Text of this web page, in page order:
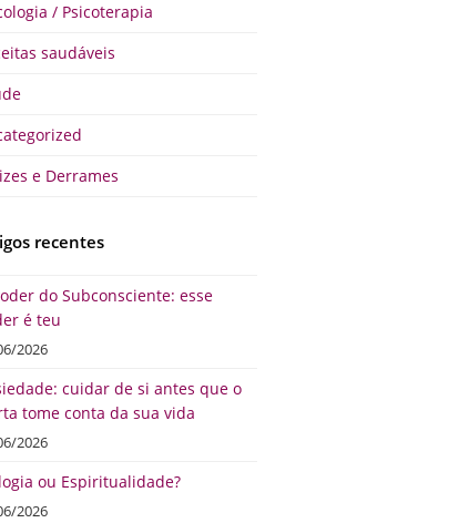
/ Psicoterapia
saudáveis
e Derrames
recentes
do Subconsciente: esse
é teu
2026
cuidar de si antes que o
tome conta da sua vida
2026
ou Espiritualidade?
2026